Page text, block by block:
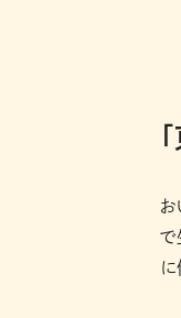
お
で
に